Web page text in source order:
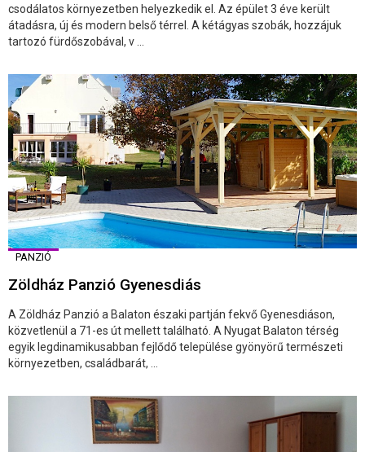
csodálatos környezetben helyezkedik el. Az épület 3 éve került
átadásra, új és modern belső térrel. A kétágyas szobák, hozzájuk
tartozó fürdőszobával, v ...
PANZIÓ
Zöldház Panzió Gyenesdiás
A Zöldház Panzió a Balaton északi partján fekvő Gyenesdiáson,
közvetlenül a 71-es út mellett található. A Nyugat Balaton térség
egyik legdinamikusabban fejlődő települése gyönyörű természeti
környezetben, családbarát, ...